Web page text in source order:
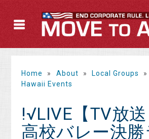
Home » About » Local Groups »
Hawaii Events
!√LIVE【TV放
高校バレー決